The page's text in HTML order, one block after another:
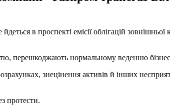
в проспекті емісії облігацій зовнішньої
перешкоджають нормальному веденню
знецінення активів й інших
протести.